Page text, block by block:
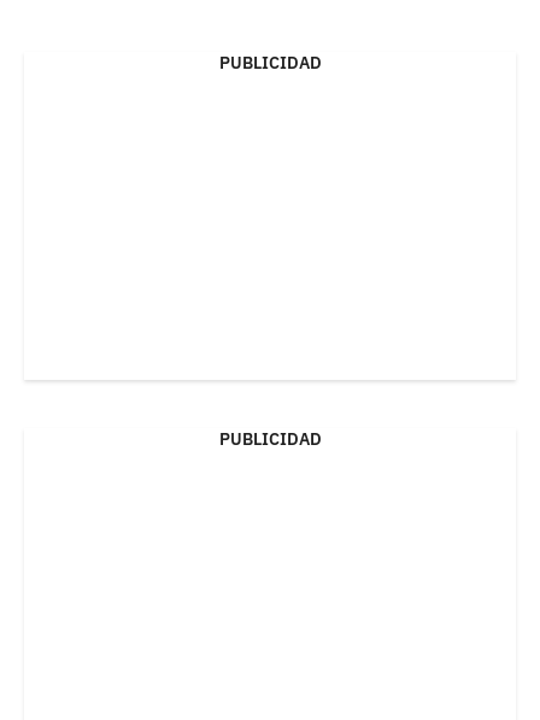
PUBLICIDAD
PUBLICIDAD